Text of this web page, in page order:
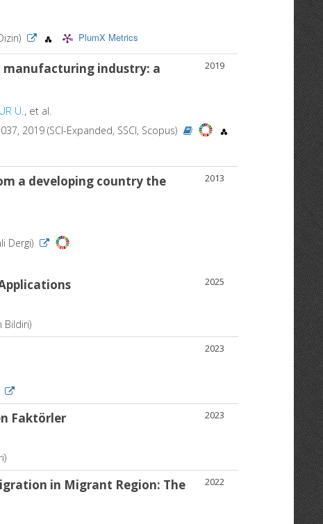
PlumX Metrics
2019
industry: a
Ü., et al.
2019 (SCI-Expanded, SSCI, Scopus)
2013
a developing country the
Dergi)
2025
Bildiri)
2023
2023
Faktörler
2022
in Migrant Region: The